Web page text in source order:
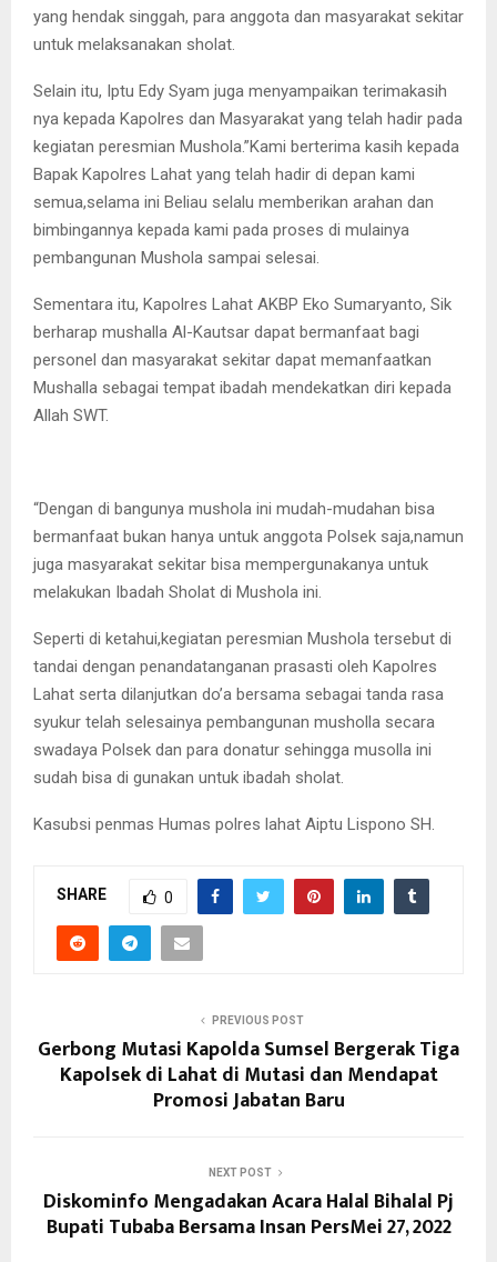
yang hendak singgah, para anggota dan masyarakat sekitar
untuk melaksanakan sholat.
Selain itu, Iptu Edy Syam juga menyampaikan terimakasih
nya kepada Kapolres dan Masyarakat yang telah hadir pada
kegiatan peresmian Mushola.”Kami berterima kasih kepada
Bapak Kapolres Lahat yang telah hadir di depan kami
semua,selama ini Beliau selalu memberikan arahan dan
bimbingannya kepada kami pada proses di mulainya
pembangunan Mushola sampai selesai.
Sementara itu, Kapolres Lahat AKBP Eko Sumaryanto, Sik
berharap mushalla Al-Kautsar dapat bermanfaat bagi
personel dan masyarakat sekitar dapat memanfaatkan
Mushalla sebagai tempat ibadah mendekatkan diri kepada
Allah SWT.
“Dengan di bangunya mushola ini mudah-mudahan bisa
bermanfaat bukan hanya untuk anggota Polsek saja,namun
juga masyarakat sekitar bisa mempergunakanya untuk
melakukan Ibadah Sholat di Mushola ini.
Seperti di ketahui,kegiatan peresmian Mushola tersebut di
tandai dengan penandatanganan prasasti oleh Kapolres
Lahat serta dilanjutkan do’a bersama sebagai tanda rasa
syukur telah selesainya pembangunan musholla secara
swadaya Polsek dan para donatur sehingga musolla ini
sudah bisa di gunakan untuk ibadah sholat.
Kasubsi penmas Humas polres lahat Aiptu Lispono SH.
SHARE 0
PREVIOUS POST
Gerbong Mutasi Kapolda Sumsel Bergerak Tiga
Kapolsek di Lahat di Mutasi dan Mendapat
Promosi Jabatan Baru
NEXT POST
Diskominfo Mengadakan Acara Halal Bihalal Pj
Bupati Tubaba Bersama Insan PersMei 27, 2022